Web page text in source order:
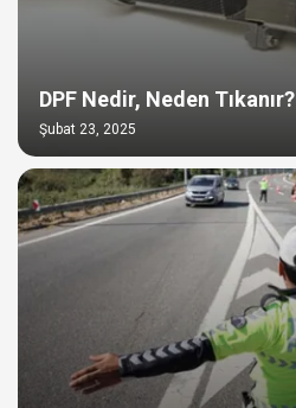
DPF Nedir, Neden Tıkanır?
Şubat 23, 2025